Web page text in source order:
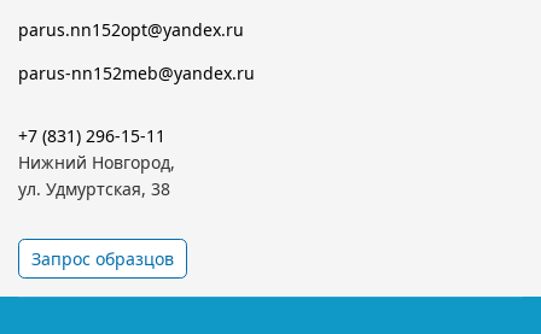
parus.nn152opt@yandex.ru
parus-nn152meb@yandex.ru
+7 (831) 296-15-11
Нижний Новгород,
ул. Удмуртская, 38
Запрос образцов